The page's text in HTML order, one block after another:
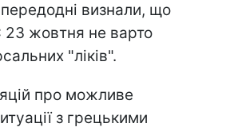
визнали, що
23 жовтня не варто
"ліків".
про можливе
з грецькими